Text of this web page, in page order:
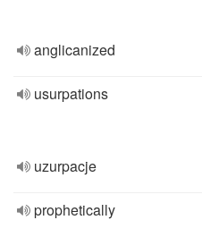
anglicanized
usurpations
uzurpacje
prophetically